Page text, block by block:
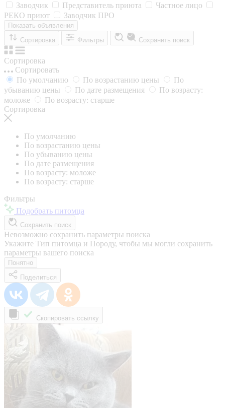
Заводчик
Представитель приюта
Частное лицо
РЕКО приют
Заводчик ПРО
Показать объявления
Сортировка
Фильтры Сохранить поиск
Сортировка
Сортировать
По умолчанию
По возрастанию цены
По
убыванию цены
По дате размещения
По возрасту:
моложе
По возрасту: старше
Сортировка
По умолчанию
По возрастанию цены
По убыванию цены
По дате размещения
По возрасту: моложе
По возрасту: старше
Фильтры
Подобрать питомца
Сохранить поиск
Невозможно сохранить параметры поиска
Укажите Тип питомца и Породу, чтобы мы могли сохранить
параметры вашего поиска
Понятно
Поделиться
Скопировать ссылку